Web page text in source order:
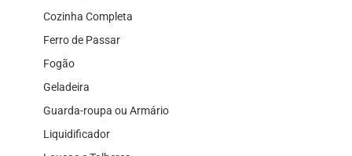
Cozinha Completa
Ferro de Passar
Fogão
Geladeira
Guarda-roupa ou Armário
Liquidificador